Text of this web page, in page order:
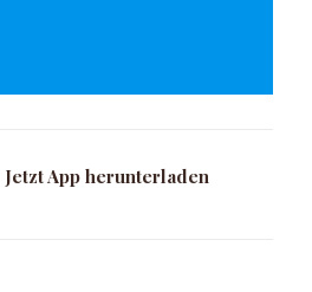
App herunterladen